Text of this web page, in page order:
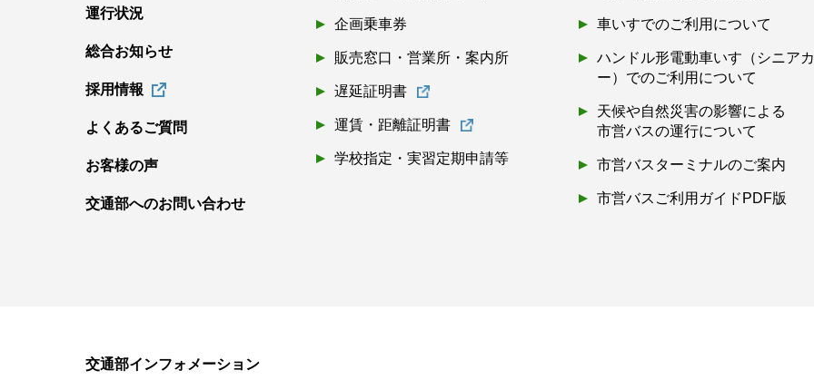
運行状況
総合お知らせ
採用情報
よくあるご質問
お客様の声
交通部へのお問い合わせ
企画乗車券
販売窓口・営業所・案内所
遅延証明書
運賃・距離証明書
学校指定・実習定期申請等
車いすでのご利用について
ハンドル形電動車いす（シニアカ
ー）でのご利用について
天候や自然災害の影響による
市営バスの運行について
市営バスターミナルのご案内
市営バスご利用ガイドPDF版
交通部インフォメーション